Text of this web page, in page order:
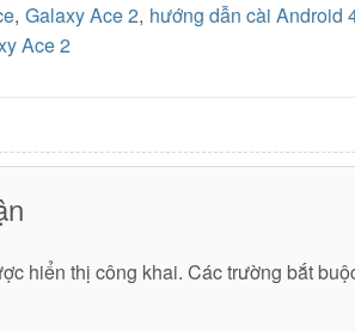
, Galaxy Ace 2, hướng dẫn cài Android
Ace 2
hiển thị công khai. Các trường bắt